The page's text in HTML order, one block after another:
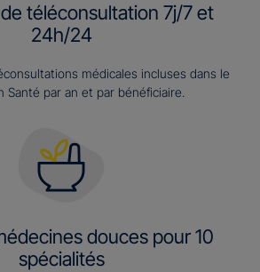
téléconsultation 7j/7 et
24h/24
médicales incluses dans le
Santé par an et par bénéficiaire.
douces pour 10
spécialités